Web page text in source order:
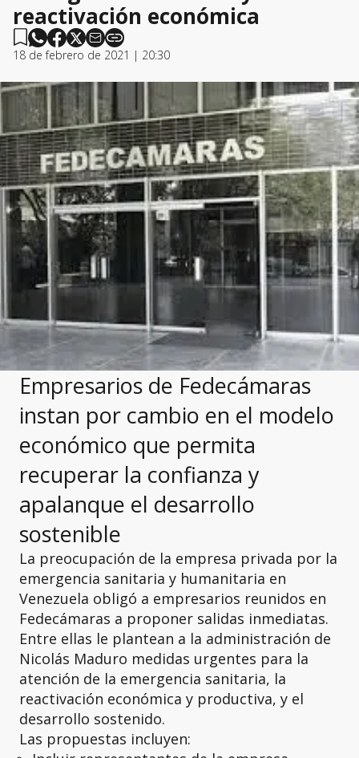
reactivación económica
18 de febrero de 2021 | 20:30
Empresarios de Fedecámaras
instan por cambio en el modelo
económico que permita
recuperar la confianza y
apalanque el desarrollo
sostenible
La preocupación de la empresa privada por la
emergencia sanitaria y humanitaria en
Venezuela obligó a empresarios reunidos en
Fedecámaras a proponer salidas inmediatas.
Entre ellas le plantean a la administración de
Nicolás Maduro medidas urgentes para la
atención de la emergencia sanitaria, la
reactivación económica y productiva, y el
desarrollo sostenido.
Las propuestas incluyen: